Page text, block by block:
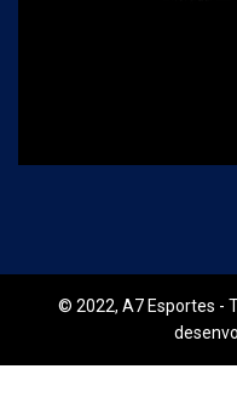
© 2022, A7 Esportes -